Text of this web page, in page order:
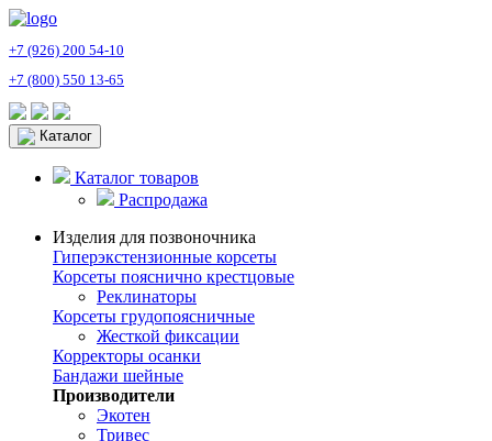
+7 (926) 200 54-10
+7 (800) 550 13-65
Каталог
Каталог товаров
Распродажа
Изделия для позвоночника
Гиперэкстензионные корсеты
Корсеты пояснично крестцовые
Реклинаторы
Корсеты грудопоясничные
Жесткой фиксации
Корректоры осанки
Бандажи шейные
Производители
Экотен
Тривес